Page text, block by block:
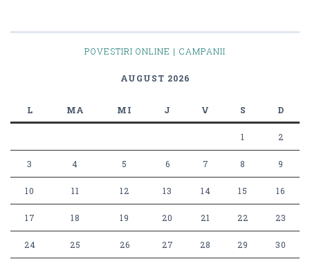
POVESTIRI ONLINE | CAMPANII
AUGUST 2026
L MA MI J V S D
1 2
3 4 5 6 7 8 9
10 11 12 13 14 15 16
17 18 19 20 21 22 23
24 25 26 27 28 29 30